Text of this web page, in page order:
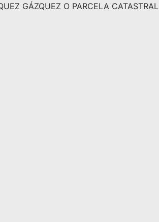
GÁZQUEZ O PARCELA CATASTRAL